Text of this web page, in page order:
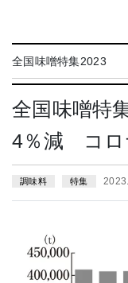
全国味噌特集2023
全国味噌特
4％減 コロ
調味料 特集